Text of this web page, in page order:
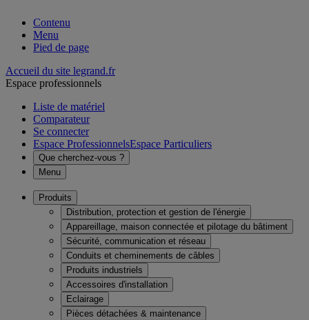
Contenu
Menu
Pied de page
Accueil du site legrand.fr
Espace professionnels
Liste de matériel
Comparateur
Se connecter
Espace ProfessionnelsEspace Particuliers
Que cherchez-vous ?
Menu
Produits
Distribution, protection et gestion de l'énergie
Appareillage, maison connectée et pilotage du bâtiment
Sécurité, communication et réseau
Conduits et cheminements de câbles
Produits industriels
Accessoires d'installation
Eclairage
Pièces détachées & maintenance